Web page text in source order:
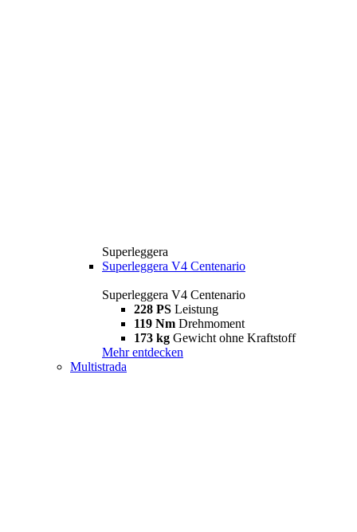
Superleggera
Superleggera V4 Centenario
Superleggera V4 Centenario
228 PS Leistung
119 Nm Drehmoment
173 kg Gewicht ohne Kraftstoff
Mehr entdecken
Multistrada